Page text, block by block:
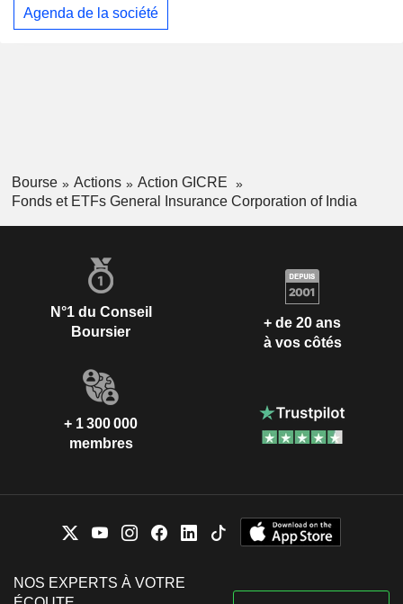
Agenda de la société
Bourse Actions
Action GICRE
Fonds et ETFs General Insurance Corporation of India
N°1 du Conseil
Boursier
+ de 20 ans
à vos côtés
+ 1 300 000
membres
NOS EXPERTS À VOTRE